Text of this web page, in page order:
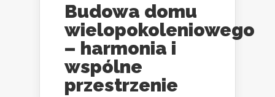
Budowa domu
wielopokoleniowego
– harmonia i
wspólne
przestrzenie